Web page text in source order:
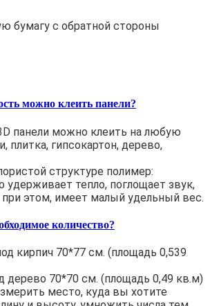
бумагу с обратной стороны
можно клеить панели?
панели можно клеить на любую
плитка, гипсокартон, дерево,
структуре полимер:
удерживает тепло, поглощает звук,
при этом, имеет малый удельный вес.
количество?
кирпич 70*77 см. (площадь 0,539
см. (площадь 0,49 кв.м)
место, куда вы хотите